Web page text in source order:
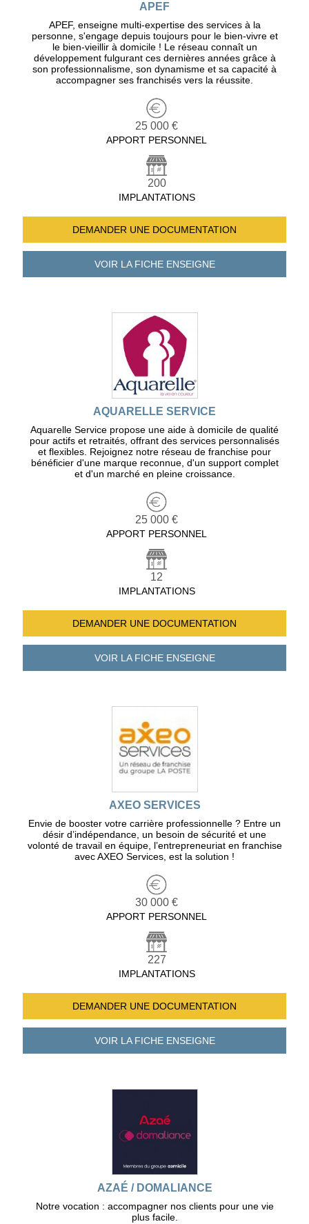
APEF
APEF, enseigne multi-expertise des services à la
personne, s'engage depuis toujours pour le bien-vivre et
le bien-vieillir à domicile ! Le réseau connaît un
développement fulgurant ces dernières années grâce à
son professionnalisme, son dynamisme et sa capacité à
accompagner ses franchisés vers la réussite.
25 000 €
APPORT PERSONNEL
200
IMPLANTATIONS
DEMANDER UNE DOCUMENTATION
VOIR LA FICHEENSEIGNE
AQUARELLE SERVICE
Aquarelle Service propose une aide à domicile de qualité
pour actifs et retraités, offrant des services personnalisés
et flexibles. Rejoignez notre réseau de franchise pour
bénéficier d'une marque reconnue, d'un support complet
et d'un marché en pleine croissance.
25 000 €
APPORT PERSONNEL
12
IMPLANTATIONS
DEMANDER UNE DOCUMENTATION
VOIR LA FICHEENSEIGNE
AXEO SERVICES
Envie de booster votre carrière professionnelle ? Entre un
désir d’indépendance, un besoin de sécurité et une
volonté de travail en équipe, l’entrepreneuriat en franchise
avec AXEO Services, est la solution !
30 000 €
APPORT PERSONNEL
227
IMPLANTATIONS
DEMANDER UNE DOCUMENTATION
VOIR LA FICHEENSEIGNE
AZAÉ / DOMALIANCE
Notre vocation : accompagner nos clients pour une vie
plus facile.